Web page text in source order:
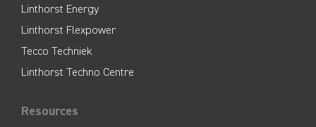
Linthorst Energy
Linthorst Flexpower
Tecco Techniek
Linthorst Techno Centre
Resources